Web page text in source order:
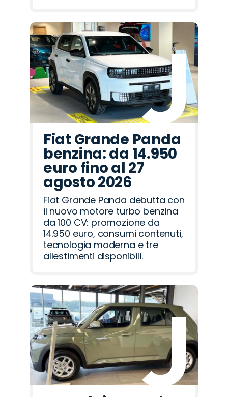
Fiat Grande Panda
benzina: da 14.950
euro fino al 27
agosto 2026
Fiat Grande Panda debutta con
il nuovo motore turbo benzina
da 100 CV: promozione da
14.950 euro, consumi contenuti,
tecnologia moderna e tre
allestimenti disponibili.